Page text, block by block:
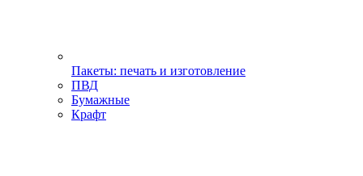
Пакеты: печать и изготовление
ПВД
Бумажные
Крафт